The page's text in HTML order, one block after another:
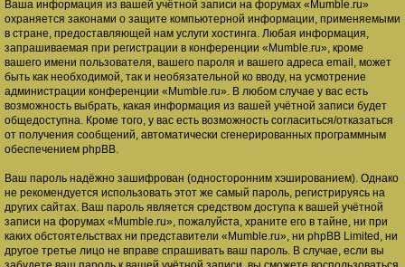
Ваша информация из вашей учётной записи на форумах «Mumble.ru»
охраняется законами о защите компьютерной информации, применяемыми
в стране, предоставляющей нам услуги хостинга. Любая информация,
запрашиваемая при регистрации в конференции «Mumble.ru», кроме
вашего имени пользователя, вашего пароля и вашего адреса email, может
быть как необходимой, так и необязательной ко вводу, на усмотрение
администрации конференции «Mumble.ru». В любом случае у вас есть
возможность выбрать, какая информация из вашей учётной записи будет
общедоступна. Кроме того, у вас есть возможность согласиться/отказаться
от получения сообщений, автоматически сгенерированных программным
обеспечением phpBB.
Ваш пароль надёжно зашифрован (односторонним хэшированием). Однако
не рекомендуется использовать этот же самый пароль, регистрируясь на
других сайтах. Ваш пароль является средством доступа к вашей учётной
записи на форумах «Mumble.ru», пожалуйста, храните его в тайне, ни при
каких обстоятельствах ни представители «Mumble.ru», ни phpBB Limited, ни
другое третье лицо не вправе спрашивать ваш пароль. В случае, если вы